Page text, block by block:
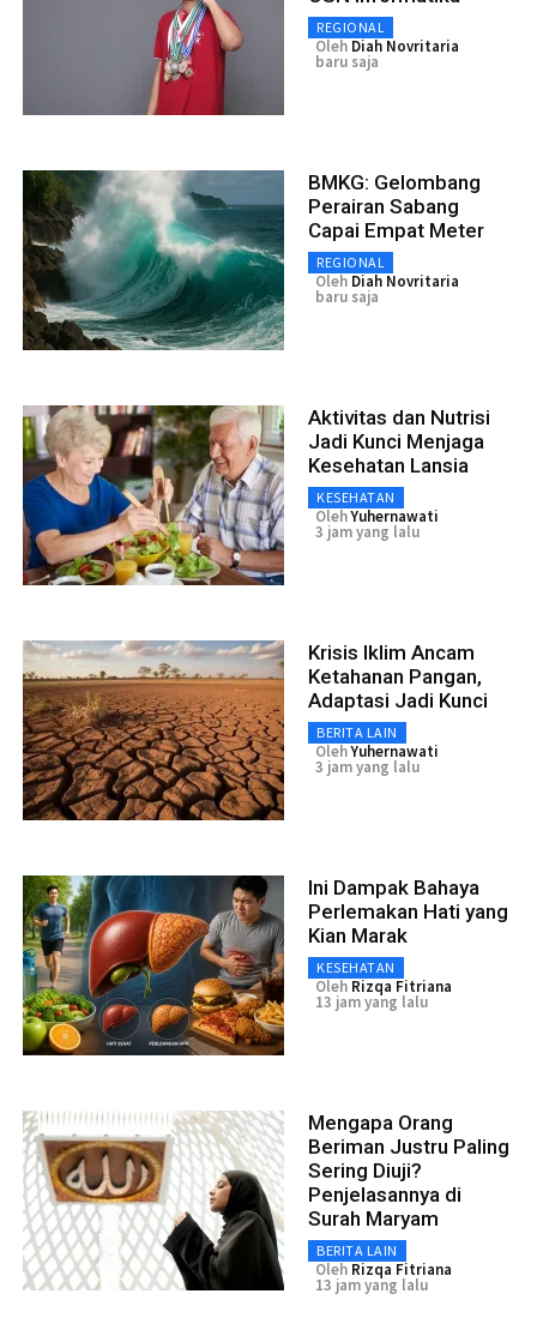
REGIONAL
Oleh Diah Novritaria
baru saja
BMKG: Gelombang
Perairan Sabang
Capai Empat Meter
REGIONAL
Oleh Diah Novritaria
baru saja
Aktivitas dan Nutrisi
Jadi Kunci Menjaga
Kesehatan Lansia
KESEHATAN
OlehYuhernawati
3 jam yang lalu
Krisis Iklim Ancam
Ketahanan Pangan,
Adaptasi Jadi Kunci
BERITA LAIN
OlehYuhernawati
3 jam yang lalu
Ini Dampak Bahaya
Perlemakan Hati yang
Kian Marak
KESEHATAN
Oleh Rizqa Fitriana
13 jam yang lalu
Mengapa Orang
Beriman Justru Paling
Sering Diuji?
Penjelasannya di
Surah Maryam
BERITA LAIN
Oleh Rizqa Fitriana
13 jam yang lalu